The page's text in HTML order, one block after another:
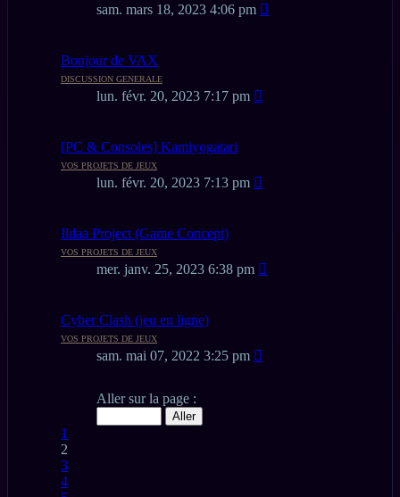
sam. mars 18, 2023 4:06 pm
Bonjour de VAX
DISCUSSION GENERALE
lun. févr. 20, 2023 7:17 pm
[PC & Consoles] Kamiyogatari
VOS PROJETS DE JEUX
lun. févr. 20, 2023 7:13 pm
Ildaa Project (Game Concept)
VOS PROJETS DE JEUX
mer. janv. 25, 2023 6:38 pm
Cyber Clash (jeu en ligne)
VOS PROJETS DE JEUX
sam. mai 07, 2022 3:25 pm
sur
10
Aller sur la page :
Précédent
1
2
3
4